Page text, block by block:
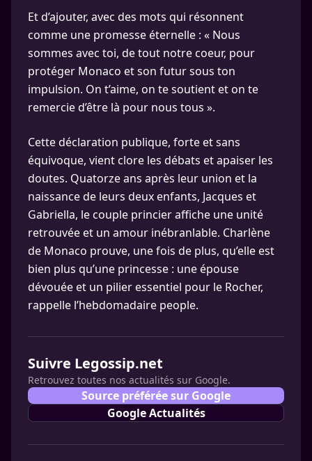
Et d’ajouter, avec des mots qui résonnent
comme une promesse éternelle : « Nous
sommes avec toi, de tout notre coeur, pour
protéger Monaco et son futur sous ton
impulsion. On t’aime, on te soutient et on te
remercie d’être là pour nous tous ».
Cette déclaration publique, forte et sans
équivoque, vient clore les débats et apaiser les
doutes. Quatorze ans après leur union et la
naissance de leurs deux enfants, Jacques et
Gabriella, le couple princier affiche une unité
retrouvée et un amour inébranlable. Charlène
de Monaco prouve, une fois de plus, qu’elle est
bien plus qu’une princesse : une épouse
dévouée et un pilier essentiel pour le Rocher,
rappelle l’hebdomadaire people.
Suivre Legossip.net
Retrouvez toutes nos actualités sur Google.
Source préférée sur Google
Google Actualités